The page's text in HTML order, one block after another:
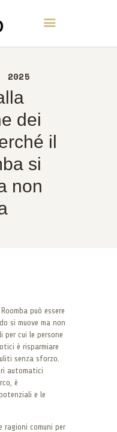
2025
dei
il
si
non
può essere
si muove ma non
per cui le persone
è risparmiare
senza sforzo.
automatici
è
e le
ragioni comuni per